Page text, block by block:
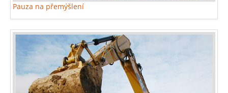
Pauza na přemýšlení